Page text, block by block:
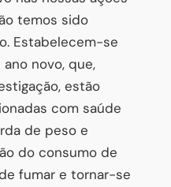
temos sido
Estabelecem-se
novo, que,
estão
com saúde
de peso e
do consumo de
fumar e tornar-se